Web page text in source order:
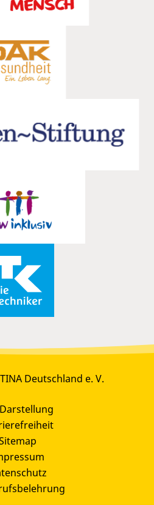
Deutschland e. V.
Darstellung